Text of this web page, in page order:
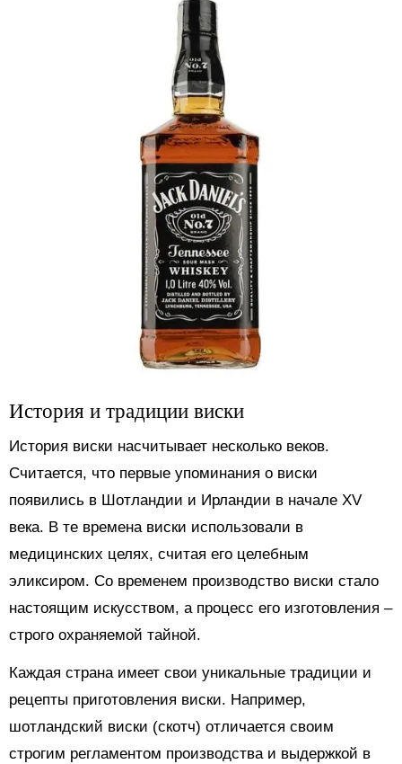
История и традиции виски
История виски насчитывает несколько веков.
Считается, что первые упоминания о виски
появились в Шотландии и Ирландии в начале XV
века. В те времена виски использовали в
медицинских целях, считая его целебным
эликсиром. Со временем производство виски стало
настоящим искусством, а процесс его изготовления –
строго охраняемой тайной.
Каждая страна имеет свои уникальные традиции и
рецепты приготовления виски. Например,
шотландский виски (скотч) отличается своим
строгим регламентом производства и выдержкой в